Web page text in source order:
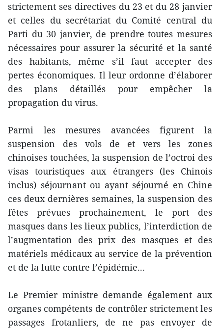
strictement ses directives du 23 et du 28 janvier
et celles du secrétariat du Comité central du
Parti du 30 janvier, de prendre toutes mesures
nécessaires pour assurer la sécurité et la santé
des habitants, même s’il faut accepter des
pertes économiques. Il leur ordonne d’élaborer
des plans détaillés pour empêcher la
propagation du virus.
Parmi les mesures avancées figurent la
suspension des vols de et vers les zones
chinoises touchées, la suspension de l’octroi des
visas touristiques aux étrangers (les Chinois
inclus) séjournant ou ayant séjourné en Chine
ces deux dernières semaines, la suspension des
fêtes prévues prochainement, le port des
masques dans les lieux publics, l’interdiction de
l’augmentation des prix des masques et des
matériels médicaux au service de la prévention
et de la lutte contre l’épidémie...
Le Premier ministre demande également aux
organes compétents de contrôler strictement les
passages frotanliers, de ne pas envoyer de